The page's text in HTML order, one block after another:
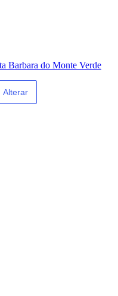
Barbara do Monte Verde